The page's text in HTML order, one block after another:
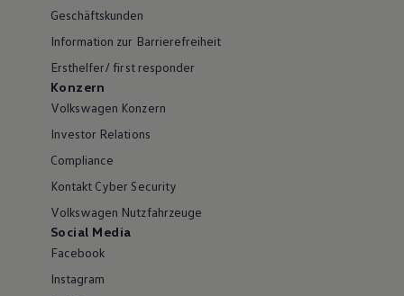
Geschäftskunden
Information zur Barrierefreiheit
Ersthelfer/ first responder
Konzern
Volkswagen Konzern
Investor Relations
Compliance
Kontakt Cyber Security
Volkswagen Nutzfahrzeuge
Social Media
Facebook
Instagram